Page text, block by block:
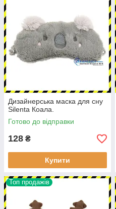
Дизайнерська маска для сну
Silenta Коала.
Готово до відправки
128 ₴
Купити
Топ продажів